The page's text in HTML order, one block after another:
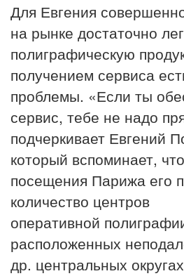
Для Евгения
на рынке достаточно
полиграфическую
получением сервиса
проблемы. «Если ты
сервис, тебе не надо
подчеркивает Евгений
который вспоминает,
посещения Парижа его
количество центров
оперативной
расположенных
др. центральных